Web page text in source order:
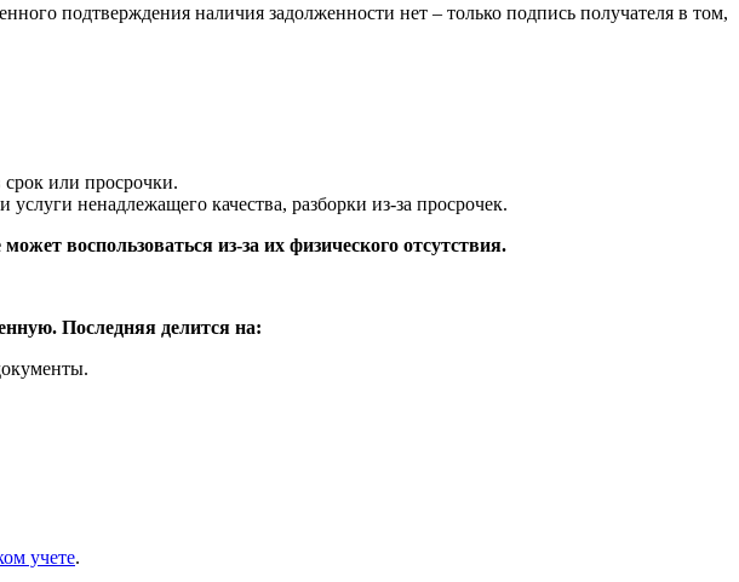
подтверждения наличия задолженности нет – только подпись получателя в том,
срок или просрочки.
ненадлежащего качества, разборки из-за просрочек.
воспользоваться из-за их физического отсутствия.
Последняя делится на:
учете.